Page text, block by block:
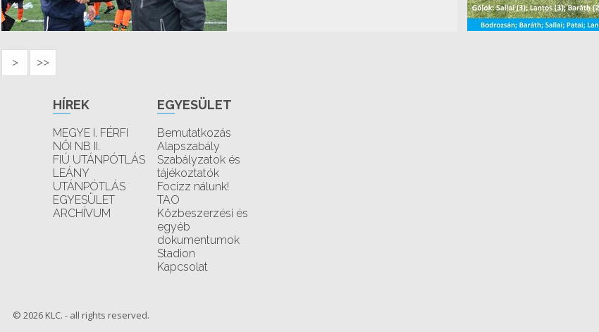
> >>
HÍREK
MEGYE I. FÉRFI
NŐI NB II.
FIÚ UTÁNPÓTLÁS
LEÁNY
UTÁNPÓTLÁS
EGYESÜLET
ARCHÍVUM
EGYESÜLET
Bemutatkozás
Alapszabály
Szabályzatok és
tájékoztatók
Focizz nálunk!
TAO
Közbeszerzési és
egyéb
dokumentumok
Stadion
Kapcsolat
© 2026 KLC. - all rights reserved.